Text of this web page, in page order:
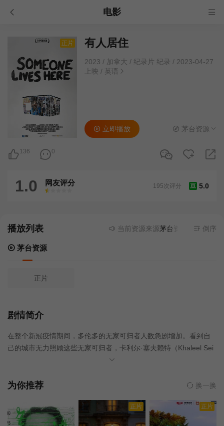
电影
正片 有人居住
2023 / 加拿大 / 纪录片 纪录 / 2023-04-27
上映 / 英语
136 0
立即播放 茅台资源
1.0 网友评分
很差
较差还行推荐力荐
豆 5.0
195次评分
播放列表 当前资源来源茅台资源 - 无需安装
倒序
茅台资源
正片
剧情简介
在整个新冠疫情期间，多伦多的无家可归者人数急剧增加。看到自
己的城市无力照顾这些无家可归者，卡利尔·塞夫赖特（Khaleel Sei
vwright）愤而辞去了全职木匠的工作，全身心投入到建造保温庇护
取暖，他的努力赢得了国际医学界的关注。
为你推荐 换一换
正片 正片